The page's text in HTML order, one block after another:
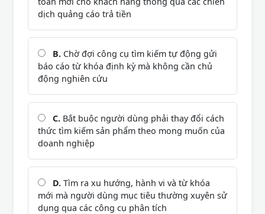
dịch quảng cáo trả tiền
B. Chờ đợi công cụ tìm kiếm tự động gửi
báo cáo từ khóa định kỳ mà không cần chủ
động nghiên cứu
C. Bắt buộc người dùng phải thay đổi cách
thức tìm kiếm sản phẩm theo mong muốn của
doanh nghiệp
D. Tìm ra xu hướng, hành vi và từ khóa
mới mà người dùng mục tiêu thường xuyên sử
dụng qua các công cụ phân tích